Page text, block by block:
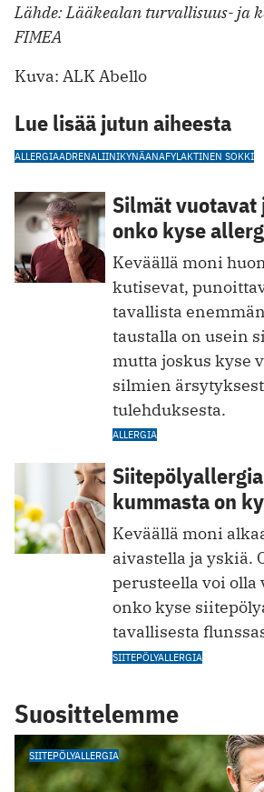
Lähde: Lääkealan turvallisuus- ja
FIMEA
Kuva: ALK Abello
Lue lisää jutun aiheesta
ALLERGIAADRENALIINIKYNÄANAFYLAKTINEN SOKKI
Silmät vuotavat
onko kyse
Keväällä moni
kutisevat,
tavallista
taustalla on usein
mutta joskus kyse
silmien
tulehduksesta.
ALLERGIA
kummasta on
Keväällä moni
aivastella ja yskiä.
perusteella voi olla
onko kyse
tavallisesta
SIITEPÖLYALLERGIA
Suosittelemme
SIITEPÖLYALLERGIA